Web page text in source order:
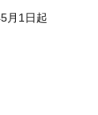
月1日起